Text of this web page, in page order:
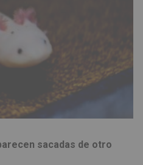
sacadas de otro